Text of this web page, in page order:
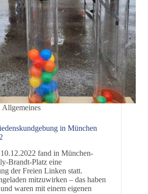
Allgemeines
in München
fand in München-
Brandt-Platz eine
der Freien Linken statt.
mitzuwirken – das haben
waren mit einem eigenen